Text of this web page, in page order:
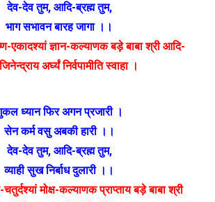
देव-देव तुम, आदि-ब्रह्म तुम,
भाग सभावन बारह जागा ।।
एकादश्यां ज्ञान-कल्याणक बड़े बाबा श्री आदि-
अर्घ्यं निर्वपामीति स्वाहा ।
ध्यान फिर अगन प्रजारी ।
सेन कर्म वसु अबकी हारी ।।
देव-देव तुम, आदि-ब्रह्म तुम,
व्याही सुख निर्बाध दुलारी ।।
मोक्ष-कल्याणक प्राप्ताय बड़े बाबा श्री